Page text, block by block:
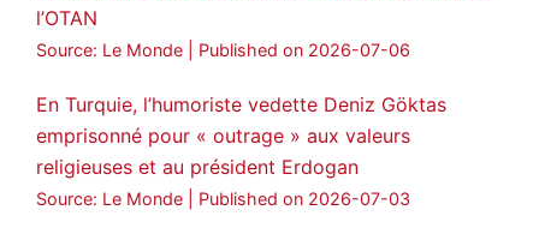
l’OTAN
Source: Le Monde Published on 2026-07-06
En Turquie, l’humoriste vedette Deniz Göktas
emprisonné pour « outrage » aux valeurs
religieuses et au président Erdogan
Source: Le Monde Published on 2026-07-03